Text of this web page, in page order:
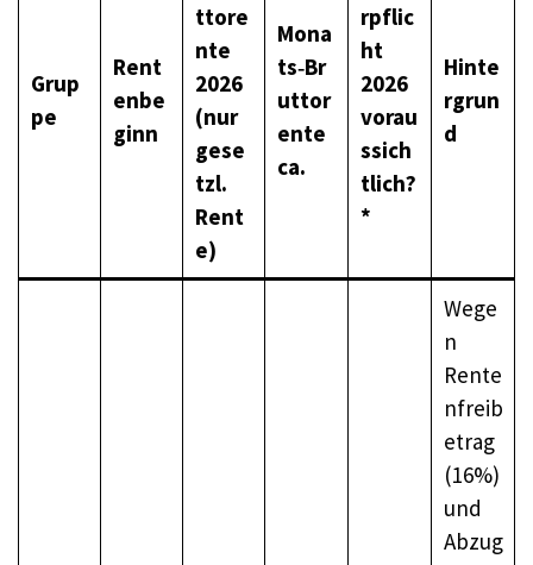
Grup
pe
Rent
enbe
ginn
ttore
nte
2026
(nur
gese
tzl.
Rent
e)
Mona
ts‑Br
uttor
ente
ca.
rpflic
ht
2026
vorau
ssich
tlich?
*
Hinte
rgrun
d
Wege
n
Rente
nfreib
etrag
(16%)
und
Abzug